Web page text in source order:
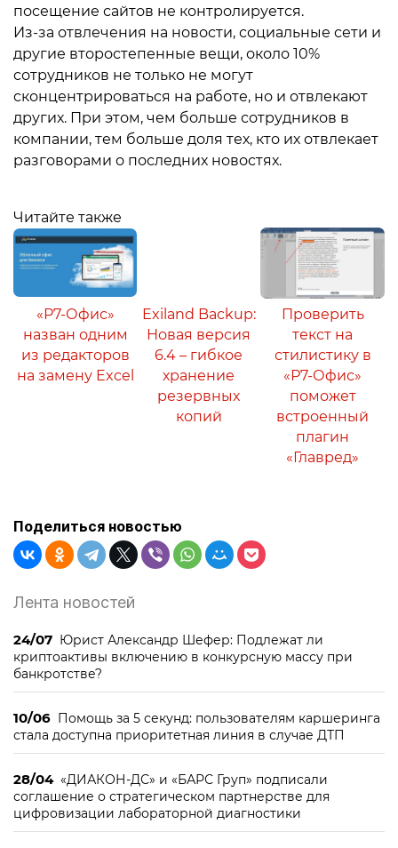
посещение сайтов не контролируется.
Из-за отвлечения на новости, социальные сети и
другие второстепенные вещи, около 10%
сотрудников не только не могут
сконцентрироваться на работе, но и отвлекают
других. При этом, чем больше сотрудников в
компании, тем больше доля тех, кто их отвлекает
разговорами о последних новостях.
Читайте также
«Р7-Офис»
назван одним
из редакторов
на замену Excel
Exiland Backup:
Новая версия
6.4 – гибкое
хранение
резервных
копий
Проверить
текст на
стилистику в
«Р7-Офис»
поможет
встроенный
плагин
«Главред»
Поделиться новостью
Лента новостей
24/07 Юрист Александр Шефер: Подлежат ли
криптоактивы включению в конкурсную массу при
банкротстве?
10/06 Помощь за 5 секунд: пользователям каршеринга
стала доступна приоритетная линия в случае ДТП
28/04 «ДИАКОН-ДС» и «БАРС Груп» подписали
соглашение о стратегическом партнерстве для
цифровизации лабораторной диагностики